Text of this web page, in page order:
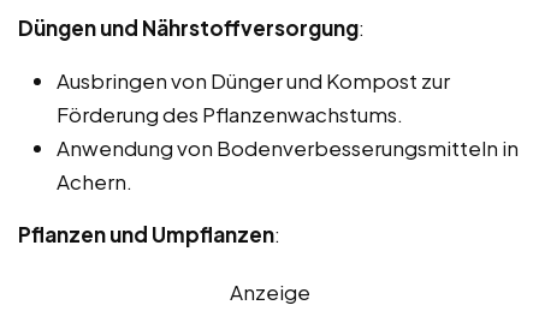
Düngen und Nährstoffversorgung:
Ausbringen von Dünger und Kompost zur
Förderung des Pflanzenwachstums.
Anwendung von Bodenverbesserungsmitteln in
Achern.
Pflanzen und Umpflanzen:
Anzeige